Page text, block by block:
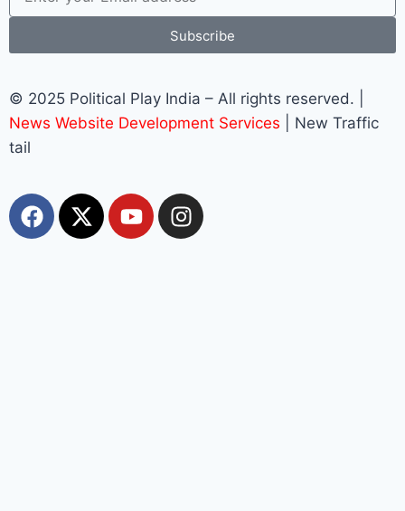
Subscribe
© 2025 Political Play India – All rights reserved. |
News Website Development Services | New Traffic
tail